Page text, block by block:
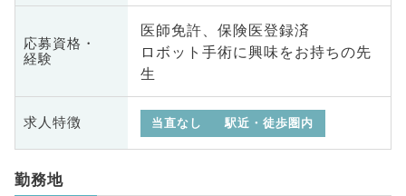
応募資格・
経験
医師免許、保険医登録済
ロボット手術に興味をお持ちの先
生
求人特徴 当直なし 駅近・徒歩圏内
勤務地